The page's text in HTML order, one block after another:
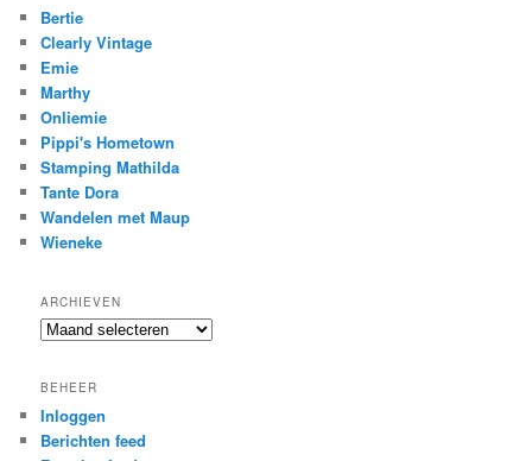
Bertie
Clearly Vintage
Emie
Marthy
Onliemie
Pippi's Hometown
Stamping Mathilda
Tante Dora
Wandelen met Maup
Wieneke
ARCHIEVEN
Archieven
BEHEER
Inloggen
Berichten feed